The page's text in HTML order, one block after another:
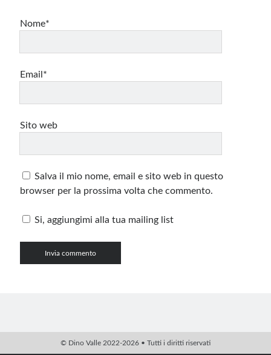
Nome*
Email*
Sito web
Salva il mio nome, email e sito web in questo
browser per la prossima volta che commento.
Si, aggiungimi alla tua mailing list
© Dino Valle 2022-2026 • Tutti i diritti riservati